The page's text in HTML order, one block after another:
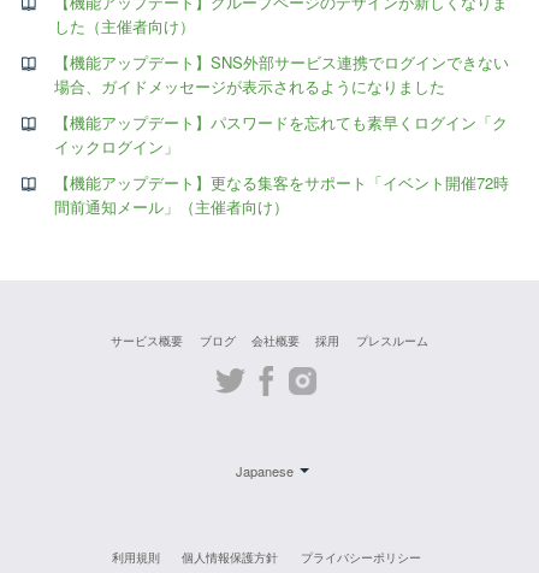
した（主催者向け）
【機能アップデート】SNS外部サービス連携でログインできない
場合、ガイドメッセージが表示されるようになりました
【機能アップデート】パスワードを忘れても素早くログイン「ク
イックログイン」
【機能アップデート】更なる集客をサポート「イベント開催72時
間前通知メール」（主催者向け）
サービス概要 ブログ 会社概要 採用 プレスルーム
TwitterFacebookInstagram
Japanese
利用規則 個人情報保護方針 プライバシーポリシー